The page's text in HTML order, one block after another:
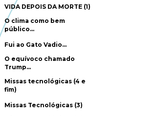
VIDA DEPOIS DA MORTE (1)
O clima como bem
público…
Fui ao Gato Vadio…
O equívoco chamado
Trump…
Missas tecnológicas (4 e
fim)
Missas Tecnológicas (3)